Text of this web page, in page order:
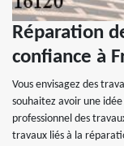
Réparation
confiance à
Vous envisagez des
souhaitez avoir une
professionnel des
travaux liés à la